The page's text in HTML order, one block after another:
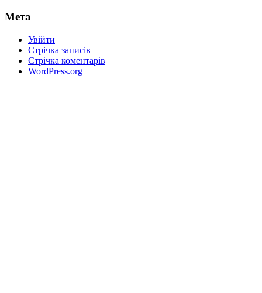
Мета
Увійти
Стрічка записів
Стрічка коментарів
WordPress.org